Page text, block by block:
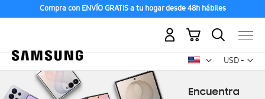
Compra con ENVÍO GRATIS a tu hogar desde 48h hábiles
USD -
dólar
Mi carrito